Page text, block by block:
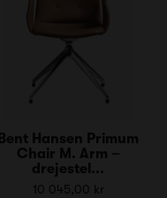
Bent Hansen Primum
Chair M. Arm –
drejestel...
10 045,00 kr